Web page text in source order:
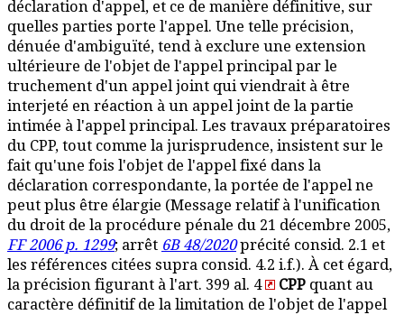
déclaration d'appel, et ce de manière définitive, sur
quelles parties porte l'appel. Une telle précision,
dénuée d'ambiguïté, tend à exclure une extension
ultérieure de l'objet de l'appel principal par le
truchement d'un appel joint qui viendrait à être
interjeté en réaction à un appel joint de la partie
intimée à l'appel principal. Les travaux préparatoires
du CPP, tout comme la jurisprudence, insistent sur le
fait qu'une fois l'objet de l'appel fixé dans la
déclaration correspondante, la portée de l'appel ne
peut plus être élargie (Message relatif à l'unification
du droit de la procédure pénale du 21 décembre 2005,
FF 2006 p. 1299; arrêt 6B 48/2020précité consid. 2.1 et
les références citées supra consid. 4.2 i.f.). À cet égard,
la précision figurant à l'art. 399 al. 4
CPP quant au
caractère définitif de la limitation de l'objet de l'appel